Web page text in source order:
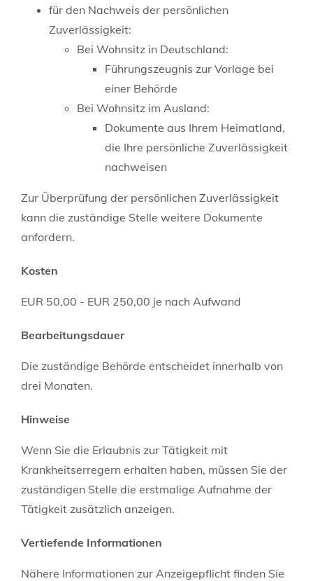
für den Nachweis der persönlichen
Zuverlässigkeit:
Bei Wohnsitz in Deutschland:
Führungszeugnis zur Vorlage bei
einer Behörde
Bei Wohnsitz im Ausland:
Dokumente aus Ihrem Heimatland,
die Ihre persönliche Zuverlässigkeit
nachweisen
Zur Überprüfung der persönlichen Zuverlässigkeit
kann die zuständige Stelle weitere Dokumente
anfordern.
Kosten
EUR 50,00 - EUR 250,00 je nach Aufwand
Bearbeitungsdauer
Die zuständige Behörde entscheidet innerhalb von
drei Monaten.
Hinweise
Wenn Sie die Erlaubnis zur Tätigkeit mit
Krankheitserregern erhalten haben, müssen Sie der
zuständigen Stelle die erstmalige Aufnahme der
Tätigkeit zusätzlich anzeigen.
Vertiefende Informationen
Nähere Informationen zur Anzeigepflicht finden Sie